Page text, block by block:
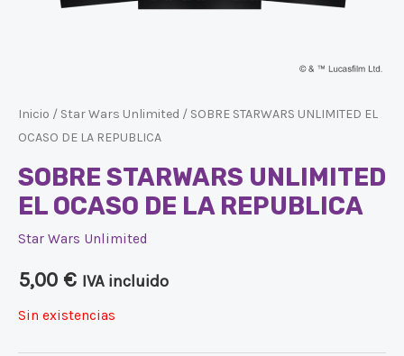
Inicio / Star Wars Unlimited / SOBRE STARWARS UNLIMITED EL
OCASO DE LA REPUBLICA
SOBRE STARWARS UNLIMITED
EL OCASO DE LA REPUBLICA
Star Wars Unlimited
5,00 € IVA incluido
Sin existencias